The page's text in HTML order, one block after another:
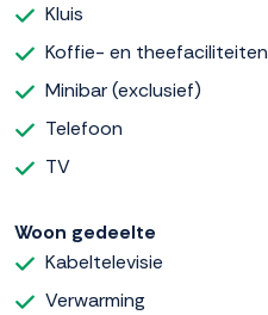
Kluis
Koffie- en theefaciliteiten
Minibar (exclusief)
Telefoon
TV
Woon gedeelte
Kabeltelevisie
Verwarming